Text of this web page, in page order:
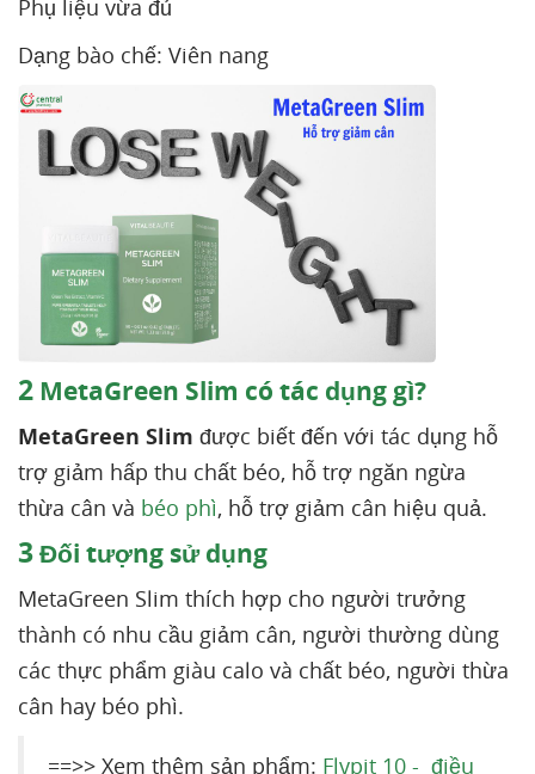
Phụ liệu vừa đủ
Dạng bào chế: Viên nang
2 MetaGreen Slim có tác dụng gì?
MetaGreen Slim được biết đến với tác dụng hỗ
trợ giảm hấp thu chất béo, hỗ trợ ngăn ngừa
thừa cân và béo phì, hỗ trợ giảm cân hiệu quả.
3Đối tượng sử dụng
MetaGreen Slim thích hợp cho người trưởng
thành có nhu cầu giảm cân, người thường dùng
các thực phẩm giàu calo và chất béo, người thừa
cân hay béo phì.
==>> Xem thêm sản phẩm: Flypit 10 - điều